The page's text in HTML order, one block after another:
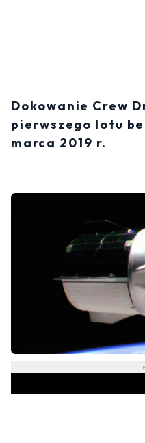
Dokowanie Crew
pierwszego lotu
marca 2019 r.